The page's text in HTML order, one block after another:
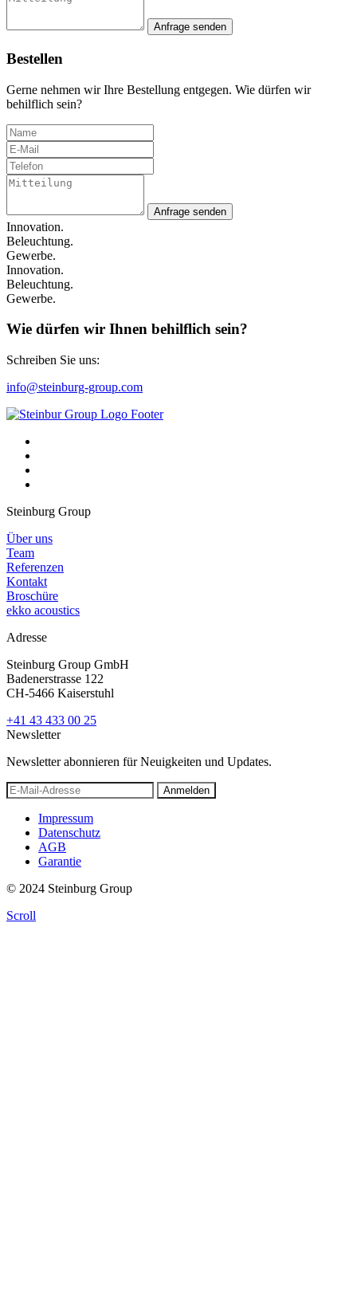
Anfrage senden
Bestellen
Gerne nehmen wir Ihre Bestellung entgegen. Wie dürfen wir
behilflich sein?
Anfrage senden
Innovation.
Beleuchtung.
Gewerbe.
Innovation.
Beleuchtung.
Gewerbe.
Wie dürfen wir Ihnen behilflich sein?
Schreiben Sie uns:
info@steinburg-group.com
Steinburg Group
Über uns
Team
Referenzen
Kontakt
Broschüre
ekko acoustics
Adresse
Steinburg Group GmbH
Badenerstrasse 122
CH-5466 Kaiserstuhl
+41 43 433 00 25
Newsletter
Newsletter abonnieren für Neuigkeiten und Updates.
Anmelden
Impressum
Datenschutz
AGB
Garantie
© 2024 Steinburg Group
Scroll